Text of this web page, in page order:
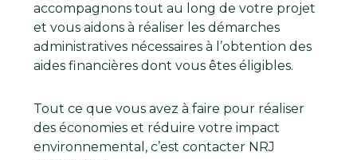
accompagnons tout au long de votre projet
et vous aidons à réaliser les démarches
administratives nécessaires à l’obtention des
aides financières dont vous êtes éligibles.
Tout ce que vous avez à faire pour réaliser
des économies et réduire votre impact
environnemental, c’est contacter NRJ